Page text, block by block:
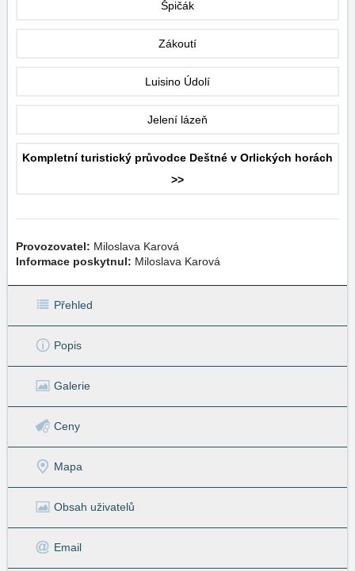
Špičák
Zákoutí
Luisino Údolí
Jelení lázeň
Kompletní turistický průvodce Deštné v Orlických horách
>>
Provozovatel: Miloslava Karová
Informace poskytnul: Miloslava Karová
Přehled
Popis
Galerie
Ceny
Mapa
Obsah uživatelů
Email